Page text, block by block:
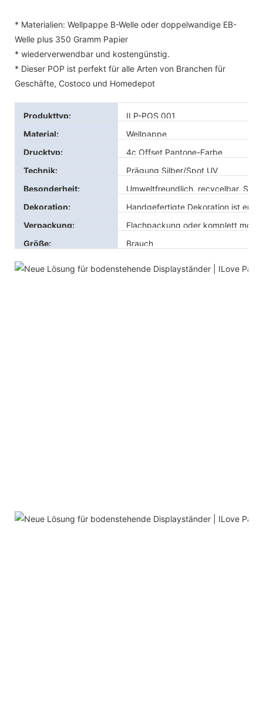
* Materialien: Wellpappe B-Welle oder doppelwandige EB-
Welle plus 350 Gramm Papier
* wiederverwendbar und kostengünstig.
* Dieser POP ist perfekt für alle Arten von Branchen für
Geschäfte, Costoco und Homedepot
Produkttyp:
ILP-POS 001
Material:
Wellpappe
Drucktyp:
4c Offset Pantone-Farbe
Technik:
Prägung Silber/Spot UV
Besonderheit:
Umweltfreundlich, recycelbar,
Dekoration:
Handgefertigte Dekoration ist
Verpackung:
Flachpackung oder komplett
Größe:
Brauch